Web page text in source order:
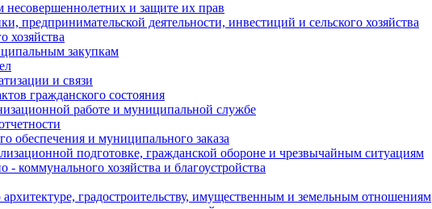
несовершеннолетних и защите их прав
предпринимательской деятельности, инвестиций и сельского хозяйства
хозяйства
закупкам
и связи
гражданского состояния
работе и муниципальной службе
обеспечения и муниципального заказа
подготовке, гражданской обороне и чрезвычайным ситуациям
коммунального хозяйства и благоустройства
градостроительству, имущественным и земельным отношениям